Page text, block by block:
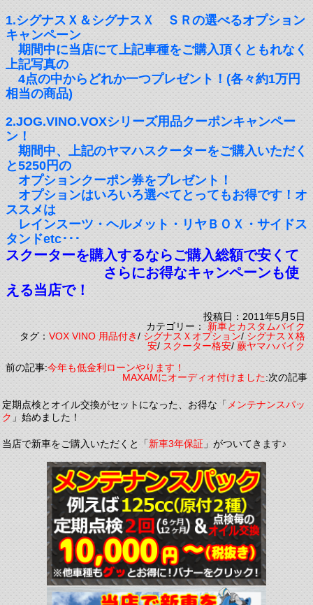
1.シグナスＸ＆シグナスＸ ＳＲの選べるオプション
キャンペーン
期間中に当店にて上記車種をご購入頂くともれなく
上記写真の
4点の中からどれか一つプレゼント！(各々約1万円
相当の商品)
2.JOG.VINO.VOXシリーズ用品クーポンキャンペー
ン！
期間中、上記のヤマハスクーターをご購入いただく
と5250円の
オプションクーポン券をプレゼント！
オプションはいろいろ選べてとってもお得です！オ
ススメは
レインスーツ・ヘルメット・リヤＢＯＸ・サイドス
タンドetc･･･
スクーターを購入するならご購入総額で安くて
さらにお得なキャンペーンも使
える当店で！
投稿日：2011年5月5日
カテゴリー：新車とカスタムバイク
タグ：VOX VINO 用品付き/シグナスＸオプション/シグナスＸ格
安/スクーター格安/蕨ヤマハバイク
前の記事:今年も低金利ローンやります！
MAXAMにオーディオ付けました:次の記事
定期点検とオイル交換がセットになった、お得な「メンテナンスパッ
ク」始めました！
当店で新車をご購入いただくと「新車3年保証」がついてきます♪